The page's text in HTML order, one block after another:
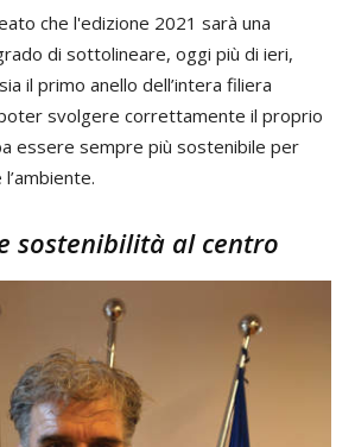
che l'edizione 2021 sarà una
di sottolineare, oggi più di ieri,
il primo anello dell’intera filiera
svolgere correttamente il proprio
essere sempre più sostenibile per
l’ambiente.
sostenibilità al centro